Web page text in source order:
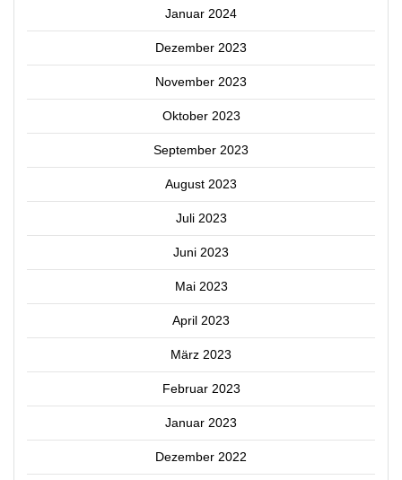
Januar 2024
Dezember 2023
November 2023
Oktober 2023
September 2023
August 2023
Juli 2023
Juni 2023
Mai 2023
April 2023
März 2023
Februar 2023
Januar 2023
Dezember 2022